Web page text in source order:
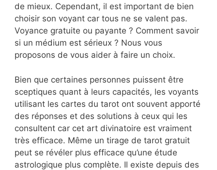
de mieux. Cependant, il est important de bien
choisir son voyant car tous ne se valent pas.
Voyance gratuite ou payante ? Comment savoir
si un médium est sérieux ? Nous vous
proposons de vous aider à faire un choix.
Bien que certaines personnes puissent être
sceptiques quant à leurs capacités, les voyants
utilisant les cartes du tarot ont souvent apporté
des réponses et des solutions à ceux qui les
consultent car cet art divinatoire est vraiment
très efficace. Même un tirage de tarot gratuit
peut se révéler plus efficace qu’une étude
astrologique plus complète. Il existe depuis des